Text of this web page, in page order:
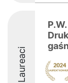
Laureaci